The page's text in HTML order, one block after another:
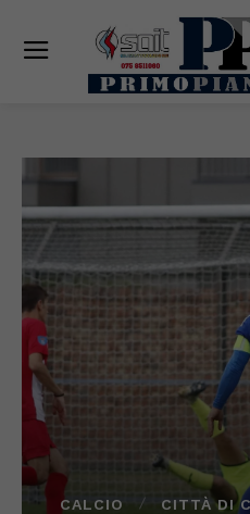
CALCIO CITTÀ DI